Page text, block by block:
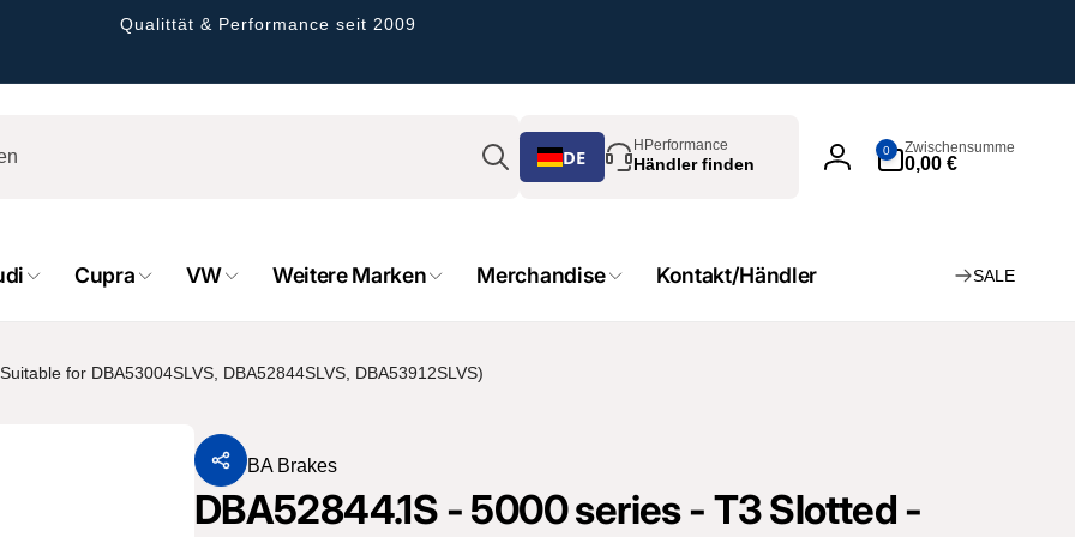
Qualittät & Performance seit 2009
Suchen
DE
HPerformance
Händler finden Einloggen
0
Artikel
Zwischensumme
0,00 €
Cupra VW Weitere Marken Merchandise Kontakt/Händler SALE
for DBA53004SLVS, DBA52844SLVS, DBA53912SLVS)
VonDBA Brakes
DBA52844.1S - 5000 series - T3 Slotted -
GmbH
verfügbar, gewöhnlich fertig in 2 - 4